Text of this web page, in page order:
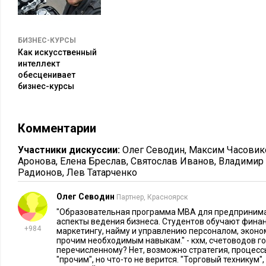
программы MBA с ценником до миллиона рублей, но
Также крупные частные образовательные компании типа
несколько лет предлагают собственные программы для
курсы варьируются от 55-300 тыс. рублей.
курсов. Подобные сервисы разрываются от количества
раскрывающих темы маркетинга, экономики,
прочего. Однако не ждите никаких домашних заданий и
попросить частную платную лекцию. Это чуть ли не
освоиться с определенным сервисом или инструментом.
HR специфику поиска кадров вLinkedin.
Программа MBA — это не уникальные методики
БИЗНЕС-КУРСЫ
Как искусственный
интеллект
обесценивает
бизнес-курсы
Комментарии
Участники дискуссии: Олег Севодин, Максим
Аронова, Елена Бреслав, Святослав Иванов, Владимир
Радионов, Лев Татарченко
+984
Олег Севодин Партнер, Красноярск
"Образовательная программа MBA для
аспекты ведения бизнеса. Студентов обучают
маркетингу, найму и управлению персоналом,
прочим необходимым навыкам." - кхм, счетоводов
перечисленному? Нет, возможно стратегия,
"прочим", но что-то не верится. "Торговый